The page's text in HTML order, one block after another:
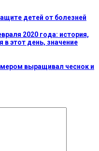
детей от болезней
2020 года: история,
этот день, значение
выращивал чеснок и